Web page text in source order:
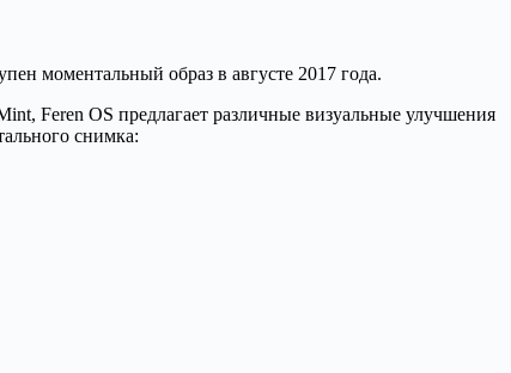
моментальный образ в августе 2017 года.
Feren OS предлагает различные визуальные улучшения
снимка: